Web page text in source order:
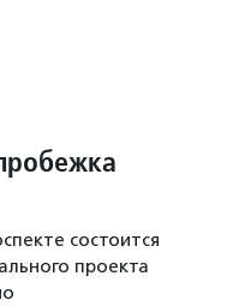
состоится
проекта